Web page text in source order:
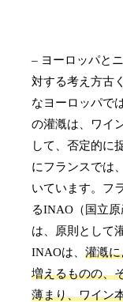
– ヨーロッパと
対する考え方古
なヨーロッパで
の灌漑は、ワイ
して、否定的に
にフランスでは
いています。フ
るINAO（国立
は、原則として
INAOは、灌漑
増えるものの、
薄まり、ワイン